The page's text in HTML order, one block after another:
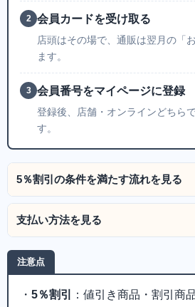
2 会員カードを受け取る
店頭はその場で、通販は翌月の「
ます。
3 会員番号をマイページに登録
登録後、店舗・オンラインどちら
す。
5％割引の条件を満たす流れを見る
支払い方法を見る
注意点
・ 5％割引
：値引き商品・割引商